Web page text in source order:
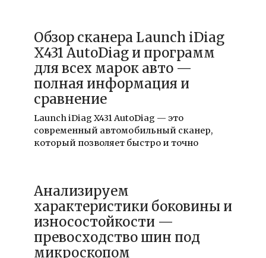
Обзор сканера Launch iDiag
X431 AutoDiag и программ
для всех марок авто —
полная информация и
сравнение
Launch iDiag X431 AutoDiag — это
современный автомобильный сканер,
который позволяет быстро и точно
Анализируем
характеристики боковины и
износостойкости —
превосходство шин под
микроскопом